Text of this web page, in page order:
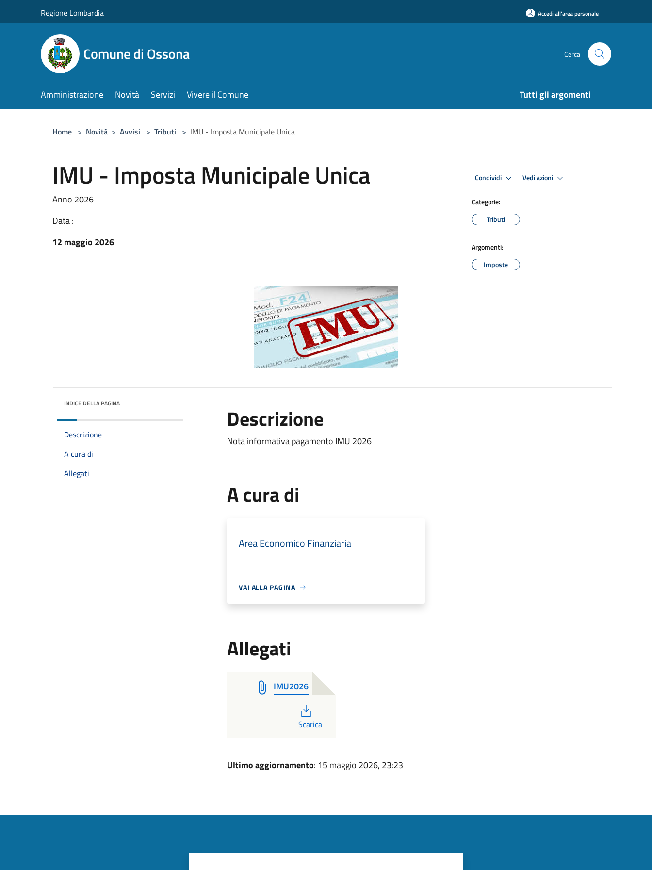
Regione Lombardia Accedi all'area personale
Comune di Ossona Cerca
Amministrazione Novità Servizi Vivere il Comune Tutti gli argomenti
Home > Novità > Avvisi > Tributi > IMU - Imposta Municipale Unica
IMU - Imposta Municipale Unica
Anno 2026
Data :
12 maggio 2026
Condividi Vedi azioni
Categorie:
Tributi
Argomenti:
Imposte
INDICE DELLA PAGINA
Descrizione
A cura di
Allegati
Descrizione
Nota informativa pagamento IMU 2026
A cura di
Area Economico Finanziaria
VAI ALLA PAGINA
Allegati
IMU2026
PDF
Scarica
Ultimo aggiornamento: 15 maggio 2026, 23:23